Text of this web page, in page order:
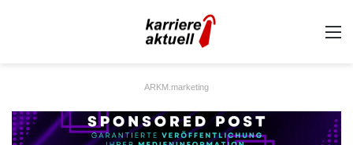
ARKM.marketing